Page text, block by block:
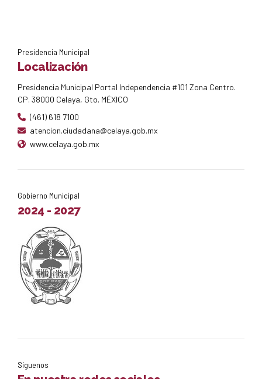
Presidencia Municipal
Localización
Presidencia Municipal Portal Independencia #101 Zona Centro.
CP. 38000 Celaya, Gto. MÉXICO
(461) 618 7100
atencion.ciudadana@celaya.gob.mx
www.celaya.gob.mx
Gobierno Municipal
2024 - 2027
Síguenos